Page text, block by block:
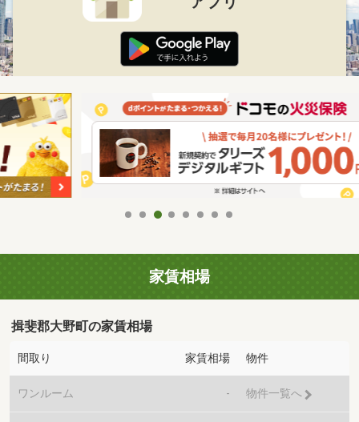
家賃相場
揖斐郡大野町の家賃相場
間取り 家賃相場 物件
ワンルーム - 物件一覧へ